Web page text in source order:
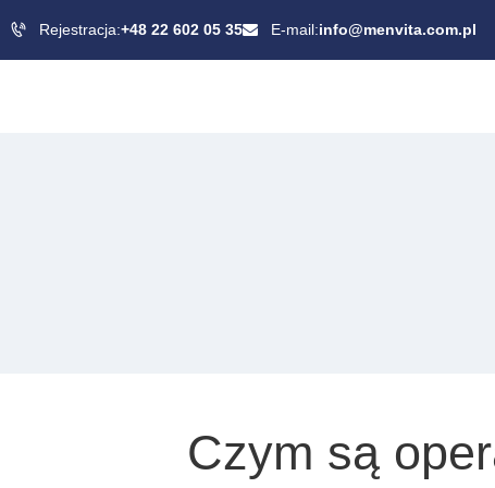
Rejestracja:+48 22 602 05 35 E-mail:info@menvita.com.pl
Czym są